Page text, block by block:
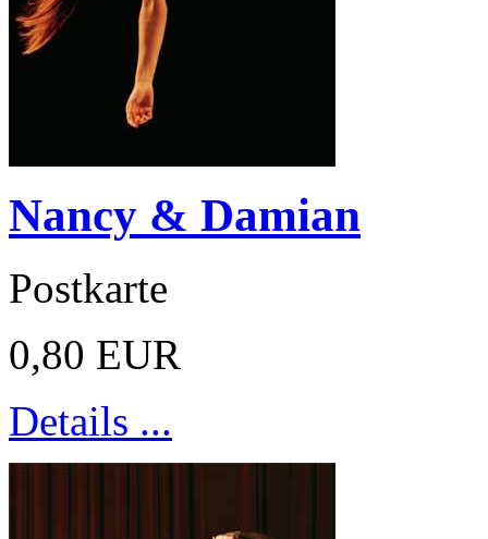
Nancy & Damian
Postkarte
0,80 EUR
Details ...